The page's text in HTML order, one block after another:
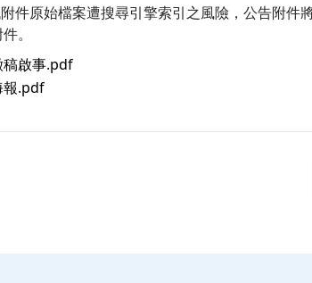
件原始檔案遭搜尋引擎索引之風險，公告附件
。
稿啟事.pdf
報.pdf